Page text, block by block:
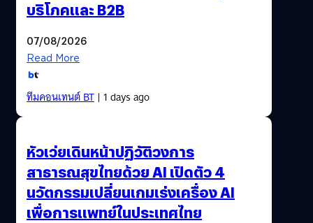
บริโภคและ B2B
07/08/2026
Read More
ทีมคอนเทนต์ BT| 1 days ago
หัวเว่ยเดินหน้าปฏิวัติวงการ
สาธารณสุขไทยด้วย AI เปิดตัว 4
นวัตกรรมเปลี่ยนเกมเร่งเครื่อง AI
เพื่อการแพทย์ในประเทศไทย